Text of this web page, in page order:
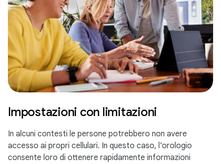
Impostazioni con limitazioni
In alcuni contesti le persone potrebbero non avere
accesso ai propri cellulari. In questo caso, l'orologio
consente loro di ottenere rapidamente informazioni